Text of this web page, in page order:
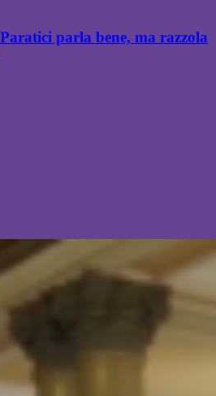
parla bene, ma razzola